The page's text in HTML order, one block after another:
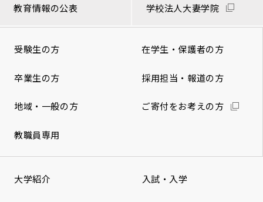
教育情報の公表 学校法人大妻学院
受験生の方 在学生・保護者の方
卒業生の方 採用担当・報道の方
地域・一般の方 ご寄付をお考えの方
教職員専用
大学紹介 入試・入学